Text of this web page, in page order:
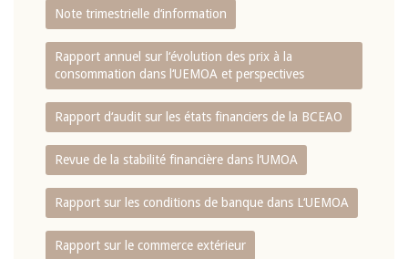
Note trimestrielle d‘information
Rapport annuel sur l‘évolution des prix à la
consommation dans l‘UEMOA et perspectives
Rapport d‘audit sur les états financiers de la BCEAO
Revue de la stabilité financière dans l‘UMOA
Rapport sur les conditions de banque dans L‘UEMOA
Rapport sur le commerce extérieur